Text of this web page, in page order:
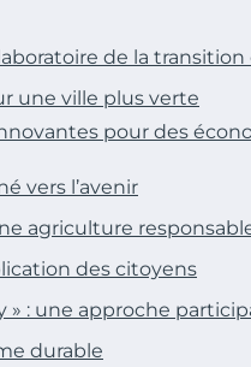
de la
une ville plus verte
pour des
vers l’avenir
agriculture
des citoyens
» : une approche
durable